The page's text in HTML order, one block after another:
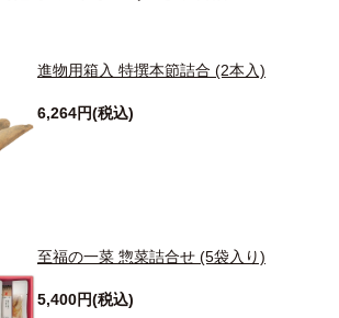
進物用箱入 特撰本節詰合 (2本入)
6,264円(税込)
至福の一菜 惣菜詰合せ (5袋入り)
5,400円(税込)